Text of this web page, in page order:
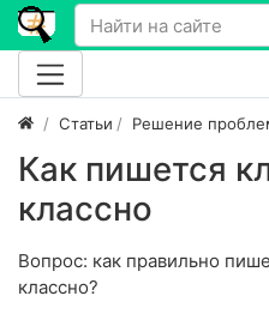
Статьи Решение
Как пишется
классно
Вопрос: как правильно
классно?